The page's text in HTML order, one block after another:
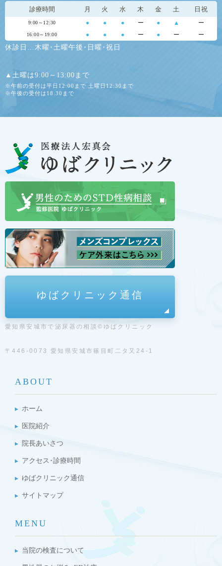
診療時間 月 火 水 木 金 土 日祝
9:00～12:30 ● ● ● ー ● ▲ ー
16:00～19:00 ● ● ● ー ● ー ー
休診日…木曜･土曜午後･日曜･祝日
▲土曜は9:00～13:00まで
※午前の受付は平日12:00まで 土曜日12:30まで
※午後の受付は18:30まで
ゆばクリニック通信
愛知県安城市で泌尿器の相談©ゆばクリニック
〒446-0073 愛知県安城市篠目町二タ又24-1
ABOUT
ホーム
医院紹介
院長あいさつ
アクセス･診療時間
ゆばクリニック通信
サイトマップ
MENU
当院の検査について